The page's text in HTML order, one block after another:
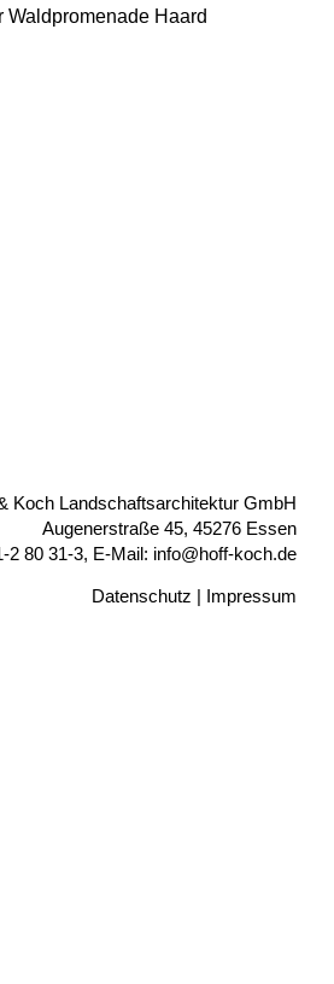
Waldpromenade Haard
Koch Landschaftsarchitektur GmbH
Augenerstraße 45, 45276 Essen
2 80 31-3, E-Mail: info@hoff-koch.de
Datenschutz | Impressum